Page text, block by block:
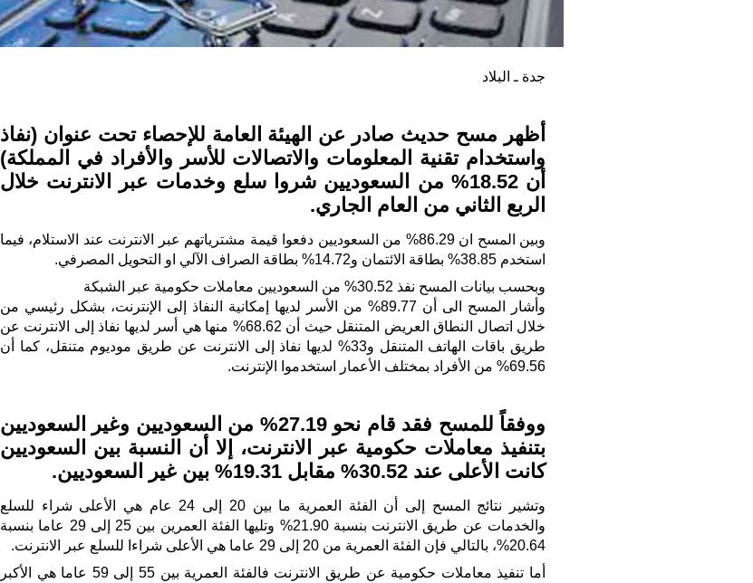
جدة ـ البلاد
أظهر مسح حديث صادر عن الهيئة العامة للإحصاء تحت عنوان (نفاذ
واستخدام تقنية المعلومات والاتصالات للأسر والأفراد في المملكة)
أن 18.52% من السعوديين شروا سلع وخدمات عبر الانترنت خلال
الربع الثاني من العام الجاري.
وبين المسح ان 86.29% من السعوديين دفعوا قيمة مشترياتهم عبر الانترنت عند الاستلام، فيما
استخدم 38.85% بطاقة الائتمان و14.72% بطاقة الصراف الآلي او التحويل المصرفي.
وبحسب بيانات المسح نفذ 30.52% من السعوديين معاملات حكومية عبر الشبكة
وأشار المسح الى أن 89.77% من الأسر لديها إمكانية النفاذ إلى الإنترنت، بشكل رئيسي من
خلال اتصال النطاق العريض المتنقل حيث أن 68.62% منها هي أسر لديها نفاذ إلى الانترنت عن
طريق باقات الهاتف المتنقل و33% لديها نفاذ إلى الانترنت عن طريق موديوم متنقل، كما أن
69.56% من الأفراد بمختلف الأعمار استخدموا الإنترنت.
ووفقاً للمسح فقد قام نحو 27.19% من السعوديين وغير السعوديين
بتنفيذ معاملات حكومية عبر الانترنت، إلا أن النسبة بين السعوديين
كانت الأعلى عند 30.52% مقابل 19.31% بين غير السعوديين.
وتشير نتائج المسح إلى أن الفئة العمرية ما بين 20 إلى 24 عام هي الأعلى شراء للسلع
والخدمات عن طريق الانترنت بنسبة 21.90% وتليها الفئة العمرين بين 25 إلى 29 عاما بنسبة
20.64%، بالتالي فإن الفئة العمرية من 20 إلى 29 عاما هي الأعلى شراءا للسلع عبر الانترنت.
أما تنفيذ معاملات حكومية عن طريق الانترنت فالفئة العمرية بين 55 إلى 59 عاما هي الأكبر